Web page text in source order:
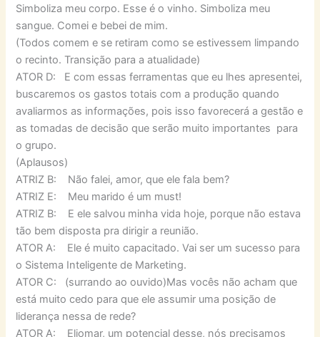
Simboliza meu corpo. Esse é o vinho. Simboliza meu
sangue. Comei e bebei de mim.
(Todos comem e se retiram como se estivessem limpando
o recinto. Transição para a atualidade)
ATOR D: E com essas ferramentas que eu lhes apresentei,
buscaremos os gastos totais com a produção quando
avaliarmos as informações, pois isso favorecerá a gestão e
as tomadas de decisão que serão muito importantes para
o grupo.
(Aplausos)
ATRIZ B: Não falei, amor, que ele fala bem?
ATRIZ E: Meu marido é um must!
ATRIZ B: E ele salvou minha vida hoje, porque não estava
tão bem disposta pra dirigir a reunião.
ATOR A: Ele é muito capacitado. Vai ser um sucesso para
o Sistema Inteligente de Marketing.
ATOR C: (surrando ao ouvido)Mas vocês não acham que
está muito cedo para que ele assumir uma posição de
liderança nessa de rede?
ATOR A: Eliomar, um potencial desse, nós precisamos